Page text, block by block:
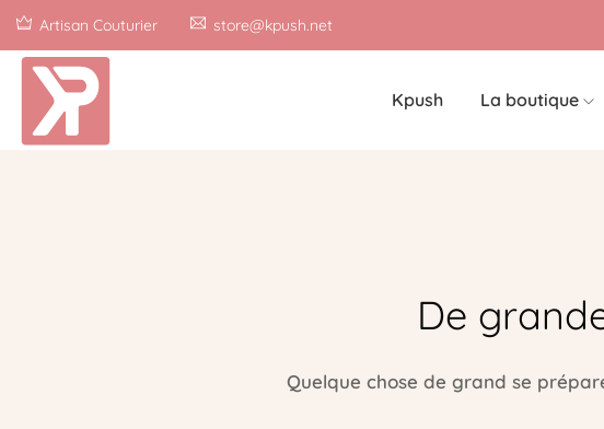
Artisan Couturier store@kpush.net
Kpush La boutique
De
Quelque chose de grand se